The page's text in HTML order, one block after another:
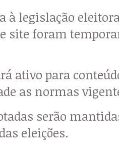
à legislação
site foram
ativo para
as normas
serão
eleições.